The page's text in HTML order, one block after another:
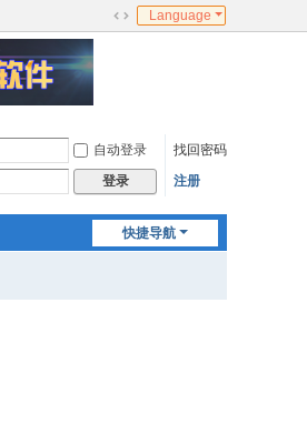
切
Language
自动登录
找回密码
登录 注册
快捷导航